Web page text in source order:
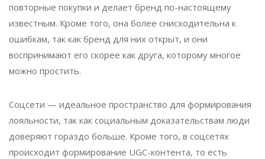
повторные покупки и делает бренд по-настоящему
известным. Кроме того, она более снисходительна к
ошибкам, так как бренд для них открыт, и они
воспринимают его скорее как друга, которому многое
можно простить.
Соцсети — идеальное пространство для формирования
лояльности, так как социальным доказательствам люди
доверяют гораздо больше. Кроме того, в соцсетях
происходит формирование UGC-контента, то есть